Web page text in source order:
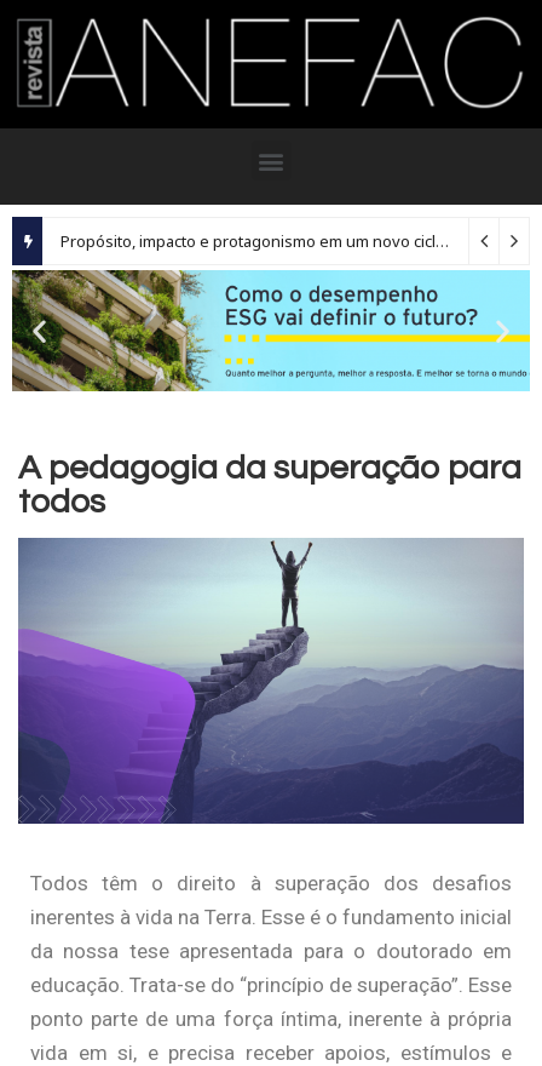
Propósito, impacto e protagonismo em um novo ciclo para os executivos brasileiros
A pedagogia da superação para
todos
Todos têm o direito à superação dos desafios
inerentes à vida na Terra. Esse é o fundamento inicial
da nossa tese apresentada para o doutorado em
educação. Trata-se do “princípio de superação”. Esse
ponto parte de uma força íntima, inerente à própria
vida em si, e precisa receber apoios, estímulos e